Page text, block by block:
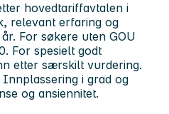
hovedtariffavtalen i
relevant erfaring og
For søkere uten GOU
For spesielt godt
etter særskilt vurdering.
i grad og
og ansiennitet.